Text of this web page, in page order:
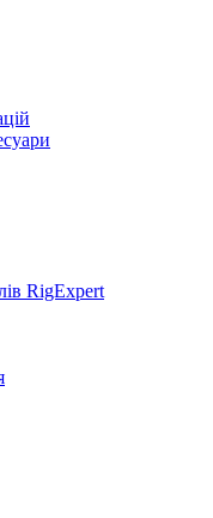
RigExpert